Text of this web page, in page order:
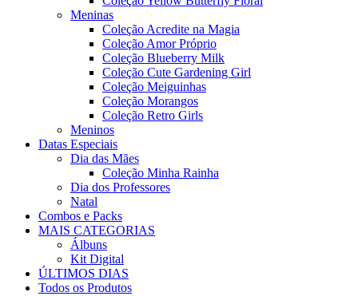
Meninas
Coleção Acredite na Magia
Coleção Amor Próprio
Coleção Blueberry Milk
Coleção Cute Gardening Girl
Coleção Meiguinhas
Coleção Morangos
Coleção Retro Girls
Meninos
Datas Especiais
Dia das Mães
Coleção Minha Rainha
Dia dos Professores
Natal
Combos e Packs
MAIS CATEGORIAS
Álbuns
Kit Digital
ÚLTIMOS DIAS
Todos os Produtos